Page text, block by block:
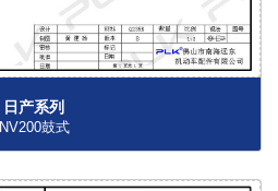
日产系列
NV200鼓式